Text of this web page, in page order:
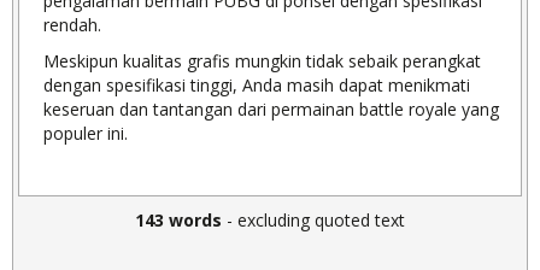
rendah.
Meskipun kualitas grafis mungkin tidak sebaik perangkat
dengan spesifikasi tinggi, Anda masih dapat menikmati
keseruan dan tantangan dari permainan battle royale yang
populer ini.
143 words - excluding quoted text